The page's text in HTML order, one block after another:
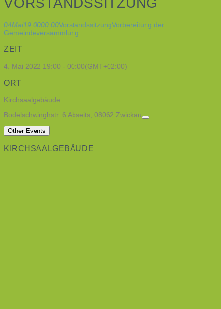
VORSTANDSSITZUNG
04Mai19:0000:00VorstandssitzungVorbereitung der
Gemeindeversammlung
ZEIT
4. Mai 2022 19:00 - 00:00(GMT+02:00)
ORT
Kirchsaalgebäude
Bodelschwinghstr. 6 Abseits, 08062 Zwickau
Other Events
KIRCHSAALGEBÄUDE